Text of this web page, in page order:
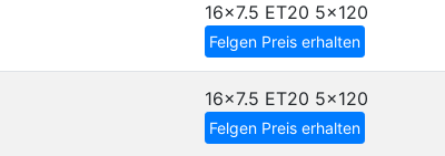
16x7.5 ET20 5x120
Felgen Preis erhalten
16x7.5 ET20 5x120
Felgen Preis erhalten